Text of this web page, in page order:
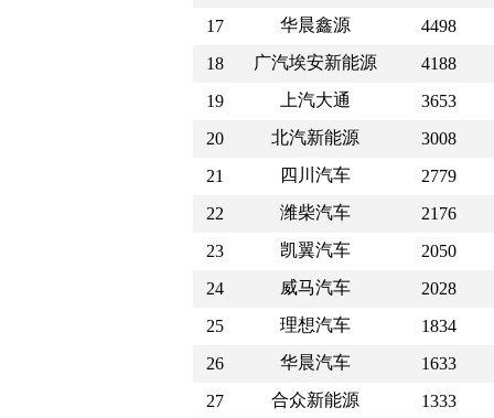
17
华晨鑫源
4498
18
广汽埃安新能源
4188
19
上汽大通
3653
20
北汽新能源
3008
21
四川汽车
2779
22
潍柴汽车
2176
23
凯翼汽车
2050
24
威马汽车
2028
25
理想汽车
1834
26
华晨汽车
1633
27
合众新能源
1333